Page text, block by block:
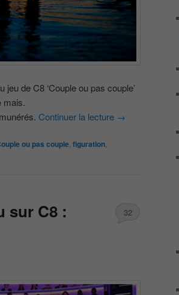
de C8 ‘Couple ou pas couple’
mais.
Continuer la lecture →
ou pas couple figuration
sur C8 :
32